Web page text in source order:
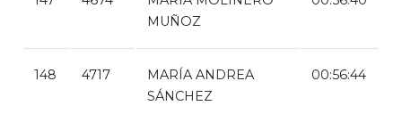
MUÑOZ
148 4717
MARÍA ANDREA
SÁNCHEZ
00:56:44